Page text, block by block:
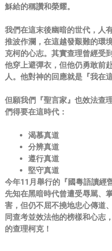
穌給的稱讚和榮耀。
我們在這末後幽暗的世代，人
推波作瀾，在這越發艱難的環
克柯的心志。其實查理曾經受
他穿上避彈衣， 但他仍勇敢前
人。他對神的回應就是『我在
但願我們『聖言家』也效法查
們得要在這時代：
渴慕真道
分辨真道
遵行真道
堅守真道
今年11月舉行的『 國粵語讀經
先知在黑暗時代曾遭受辱駡、
害， 但仍不屈不撓地忠心傳道
同查考並效法他的榜樣和心志
的查理柯克！